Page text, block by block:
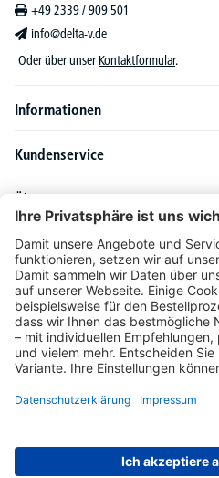
+49 2339 / 909 501
info@delta-v.de
Oder über unser Kontaktformular.
Informationen
Kundenservice
Über DELTA-V
Produktsortiment
Ratgeber
Folgen Sie
Unser Angebot richtet sich
europäische Ausland gelten